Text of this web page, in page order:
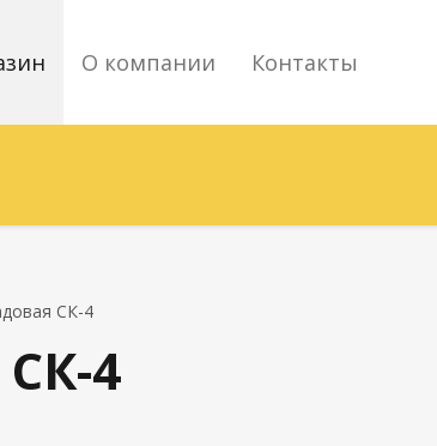
О компании Контакты
СК-4
4